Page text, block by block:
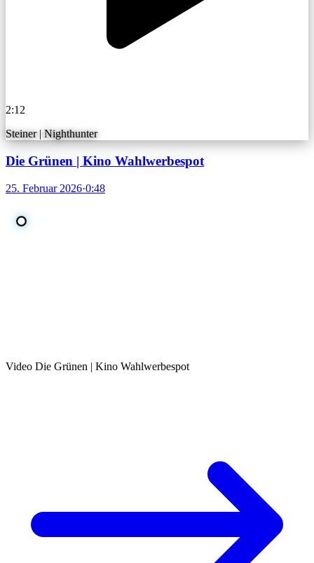
2:12
Steiner | Nighthunter
Die Grünen | Kino Wahlwerbespot
25. Februar 2026·0:48
Video Die Grünen | Kino Wahlwerbespot